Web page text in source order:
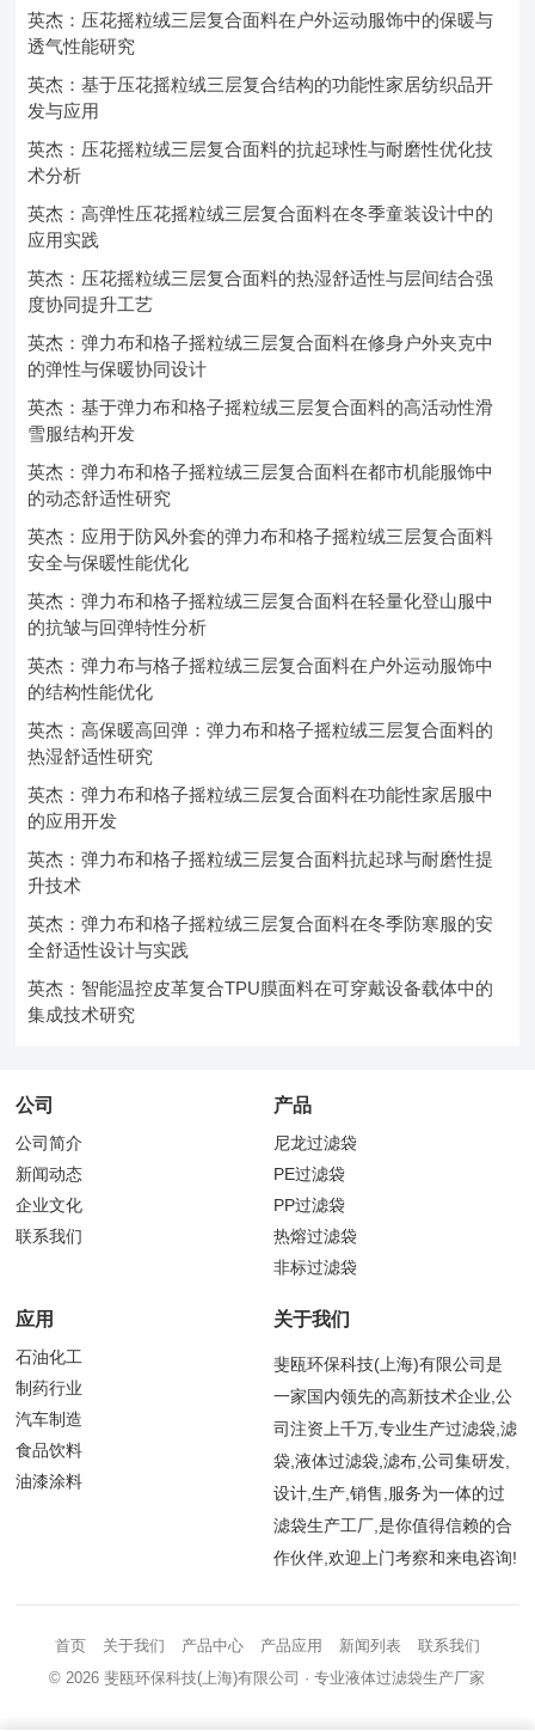
英杰：压花摇粒绒三层复合面料在户外运动服饰中的保暖与
透气性能研究
英杰：基于压花摇粒绒三层复合结构的功能性家居纺织品开
发与应用
英杰：压花摇粒绒三层复合面料的抗起球性与耐磨性优化技
术分析
英杰：高弹性压花摇粒绒三层复合面料在冬季童装设计中的
应用实践
英杰：压花摇粒绒三层复合面料的热湿舒适性与层间结合强
度协同提升工艺
英杰：弹力布和格子摇粒绒三层复合面料在修身户外夹克中
的弹性与保暖协同设计
英杰：基于弹力布和格子摇粒绒三层复合面料的高活动性滑
雪服结构开发
英杰：弹力布和格子摇粒绒三层复合面料在都市机能服饰中
的动态舒适性研究
英杰：应用于防风外套的弹力布和格子摇粒绒三层复合面料
安全与保暖性能优化
英杰：弹力布和格子摇粒绒三层复合面料在轻量化登山服中
的抗皱与回弹特性分析
英杰：弹力布与格子摇粒绒三层复合面料在户外运动服饰中
的结构性能优化
英杰：高保暖高回弹：弹力布和格子摇粒绒三层复合面料的
热湿舒适性研究
英杰：弹力布和格子摇粒绒三层复合面料在功能性家居服中
的应用开发
英杰：弹力布和格子摇粒绒三层复合面料抗起球与耐磨性提
升技术
英杰：弹力布和格子摇粒绒三层复合面料在冬季防寒服的安
全舒适性设计与实践
英杰：智能温控皮革复合TPU膜面料在可穿戴设备载体中的
集成技术研究
公司
公司简介
新闻动态
企业文化
联系我们
产品
尼龙过滤袋
PE过滤袋
PP过滤袋
热熔过滤袋
非标过滤袋
应用
石油化工
制药行业
汽车制造
食品饮料
油漆涂料
关于我们
斐瓯环保科技(上海)有限公司是
一家国内领先的高新技术企业,公
司注资上千万,专业生产过滤袋,滤
袋,液体过滤袋,滤布,公司集研发,
设计,生产,销售,服务为一体的过
滤袋生产工厂,是你值得信赖的合
作伙伴,欢迎上门考察和来电咨询!
首页 关于我们 产品中心 产品应用 新闻列表
联系我们
© 2026斐瓯环保科技(上海)有限公司 · 专业液体过滤袋生产厂家